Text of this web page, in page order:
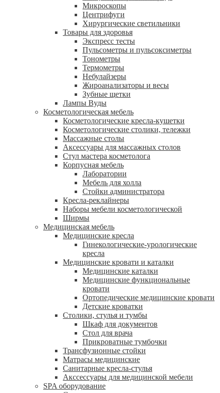
Микроскопы
Центрифуги
Xирургические светильники
Товары для здоровья
Экспресс тесты
Пульсометры и пульсоксиметры
Тонометры
Термометры
Небулайзеры
Жироанализаторы и весы
Зубные щетки
Лампы Вуды
Косметологическая мебель
Косметологические кресла-кушетки
Косметологические столики, тележки
Массажные столы
Аксессуары для массажных столов
Стул мастера косметолога
Корпусная мебель
Лаборатории
Мебель для холла
Стойки администратора
Кресла-реклайнеры
Наборы мебели косметологической
Ширмы
Медицинская мебель
Медицинские кресла
Гинекологические-урологические
кресла
Медицинские кровати и каталки
Медицинские каталки
Медицинские функциональные
кровати
Ортопедические медицинские кровати
Детские кроватки
Столики, стулья и тумбы
Шкаф для документов
Стол для врача
Прикроватные тумбочки
Трансфузионные стойки
Матрасы медицинские
Санитарные кресла-стулья
Акссессуары для медицинской мебели
SPA оборудование